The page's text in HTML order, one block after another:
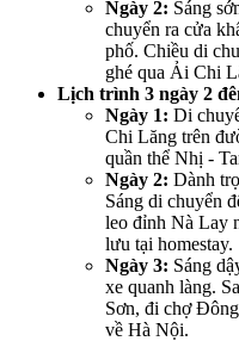
Ngày 2: Sáng
chuyển ra cửa
phố. Chiều di
ghé qua Ải Chi
Lịch trình 3 ngày 2
Ngày 1: Di
Chi Lăng trên
quần thể Nhị -
Ngày 2: Dành
Sáng di chuyển
leo đỉnh Nà Lay
lưu tại homestay.
Ngày 3: Sáng
xe quanh làng.
Sơn, đi chợ
về Hà Nội.